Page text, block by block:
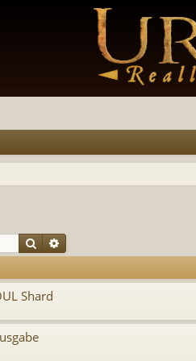
Suche
Shard